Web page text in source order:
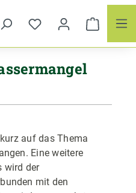
auf das Thema
Eine weitere
wird der
mit den